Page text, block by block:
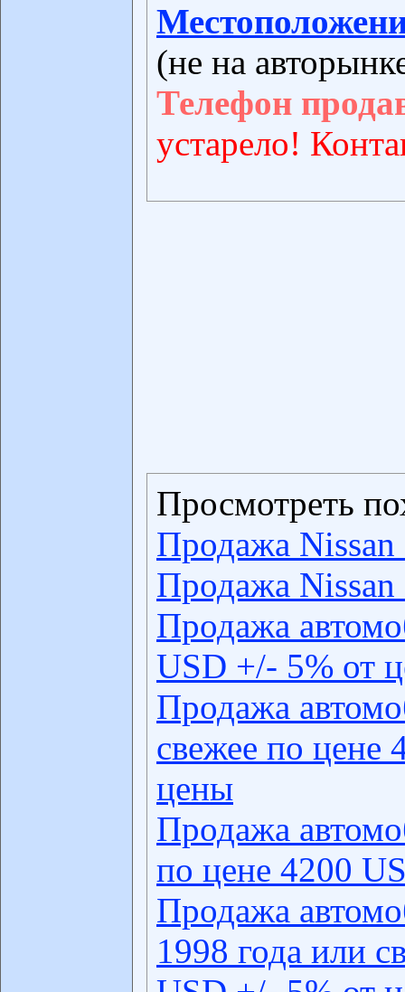
(не на
Телефон
устарело!
Просмотреть
Продажа
Продажа
Продажа
USD +/- 5% от
Продажа
свежее по цене
цены
Продажа
по цене 4200
Продажа
1998 года или